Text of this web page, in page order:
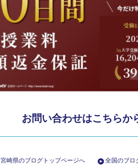
お問い合わせはこちらか
宮崎県のブログトップページへ 全国のブロ